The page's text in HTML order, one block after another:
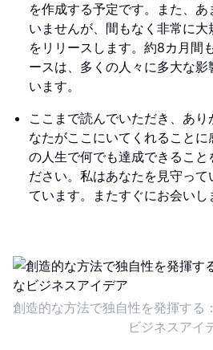
を作成する予定です。また、
いませんが、間もなく非常に
をリリースします。約8カ月間
ースは、多くの人々に多大な
います。
ここまで読んでいただき、あ
なたがここにいてくれること
の人生で何でも達成できること
ださい。私はあなたを見守っ
ています。またすぐにお会いし
創造的な方法で独自性を発揮する
ビジネスアイ